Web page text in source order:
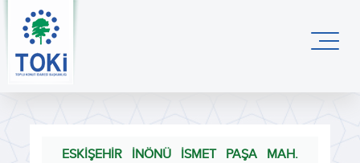
ESKİŞEHİR İNÖNÜ İSMET PAŞA MAH.